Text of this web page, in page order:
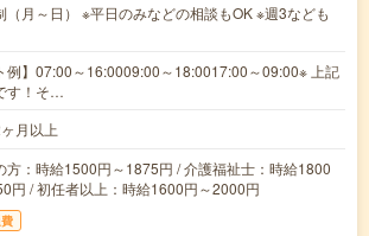
（月～日） ※平日のみなどの相談もOK ※週3なども
例】07:00～16:0009:00～18:0017:00～09:00※ 上記
す！そ…
月以上
方：時給1500円～1875円 / 介護福祉士：時給1800
円 / 初任者以上：時給1600円～2000円